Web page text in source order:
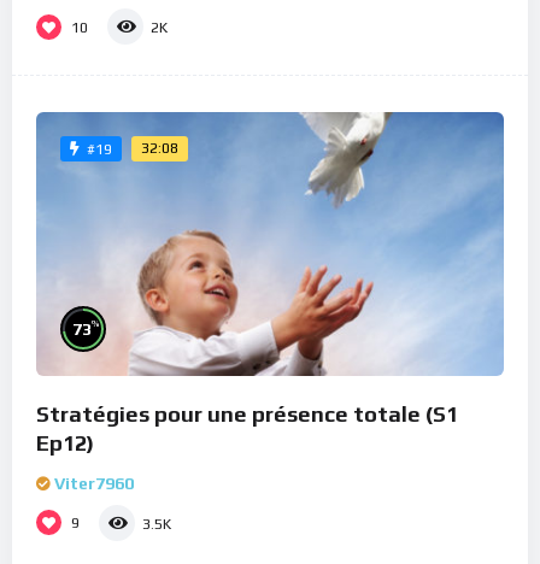
10 2K
#19 32:08
73%
Stratégies pour une présence totale (S1
Ep12)
Viter7960
9 3.5K